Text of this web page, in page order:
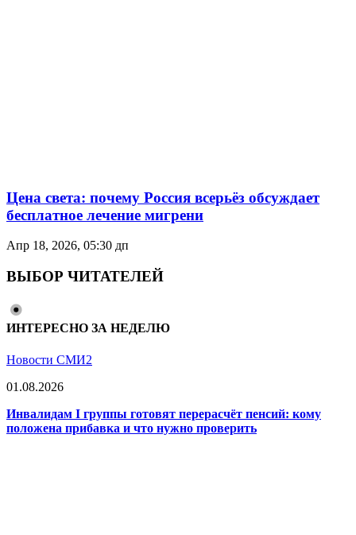
Цена света: почему Россия всерьёз обсуждает
бесплатное лечение мигрени
Апр 18, 2026, 05:30 дп
ВЫБОР ЧИТАТЕЛЕЙ
ИНТЕРЕСНО ЗА НЕДЕЛЮ
Новости СМИ2
01.08.2026
Инвалидам I группы готовят перерасчёт пенсий: кому
положена прибавка и что нужно проверить